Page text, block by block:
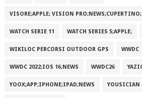
VISORE;APPLE; VISION PRO;NEWS;CUPERTINO;
WATCH SERIE 11 WATCH SERIES 5;APPLE;
WIKILOC PERCORSI OUTDOOR GPS WWDC
WWDC 2022;IOS 16;NEWS WWDC26
YOOX;APP;IPHONE;IPAD;NEWS YOUSICIAN